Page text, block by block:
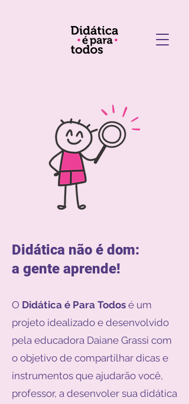
Didática não é dom:
a gente aprende!
O Didática é Para Todos é um
projeto idealizado e desenvolvido
pela educadora Daiane Grassi com
o objetivo de compartilhar dicas e
instrumentos que ajudarão você,
professor, a desenvoler sua didática